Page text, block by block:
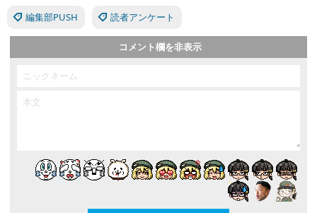
編集部PUSH 読者アンケート
コメント欄を非表示